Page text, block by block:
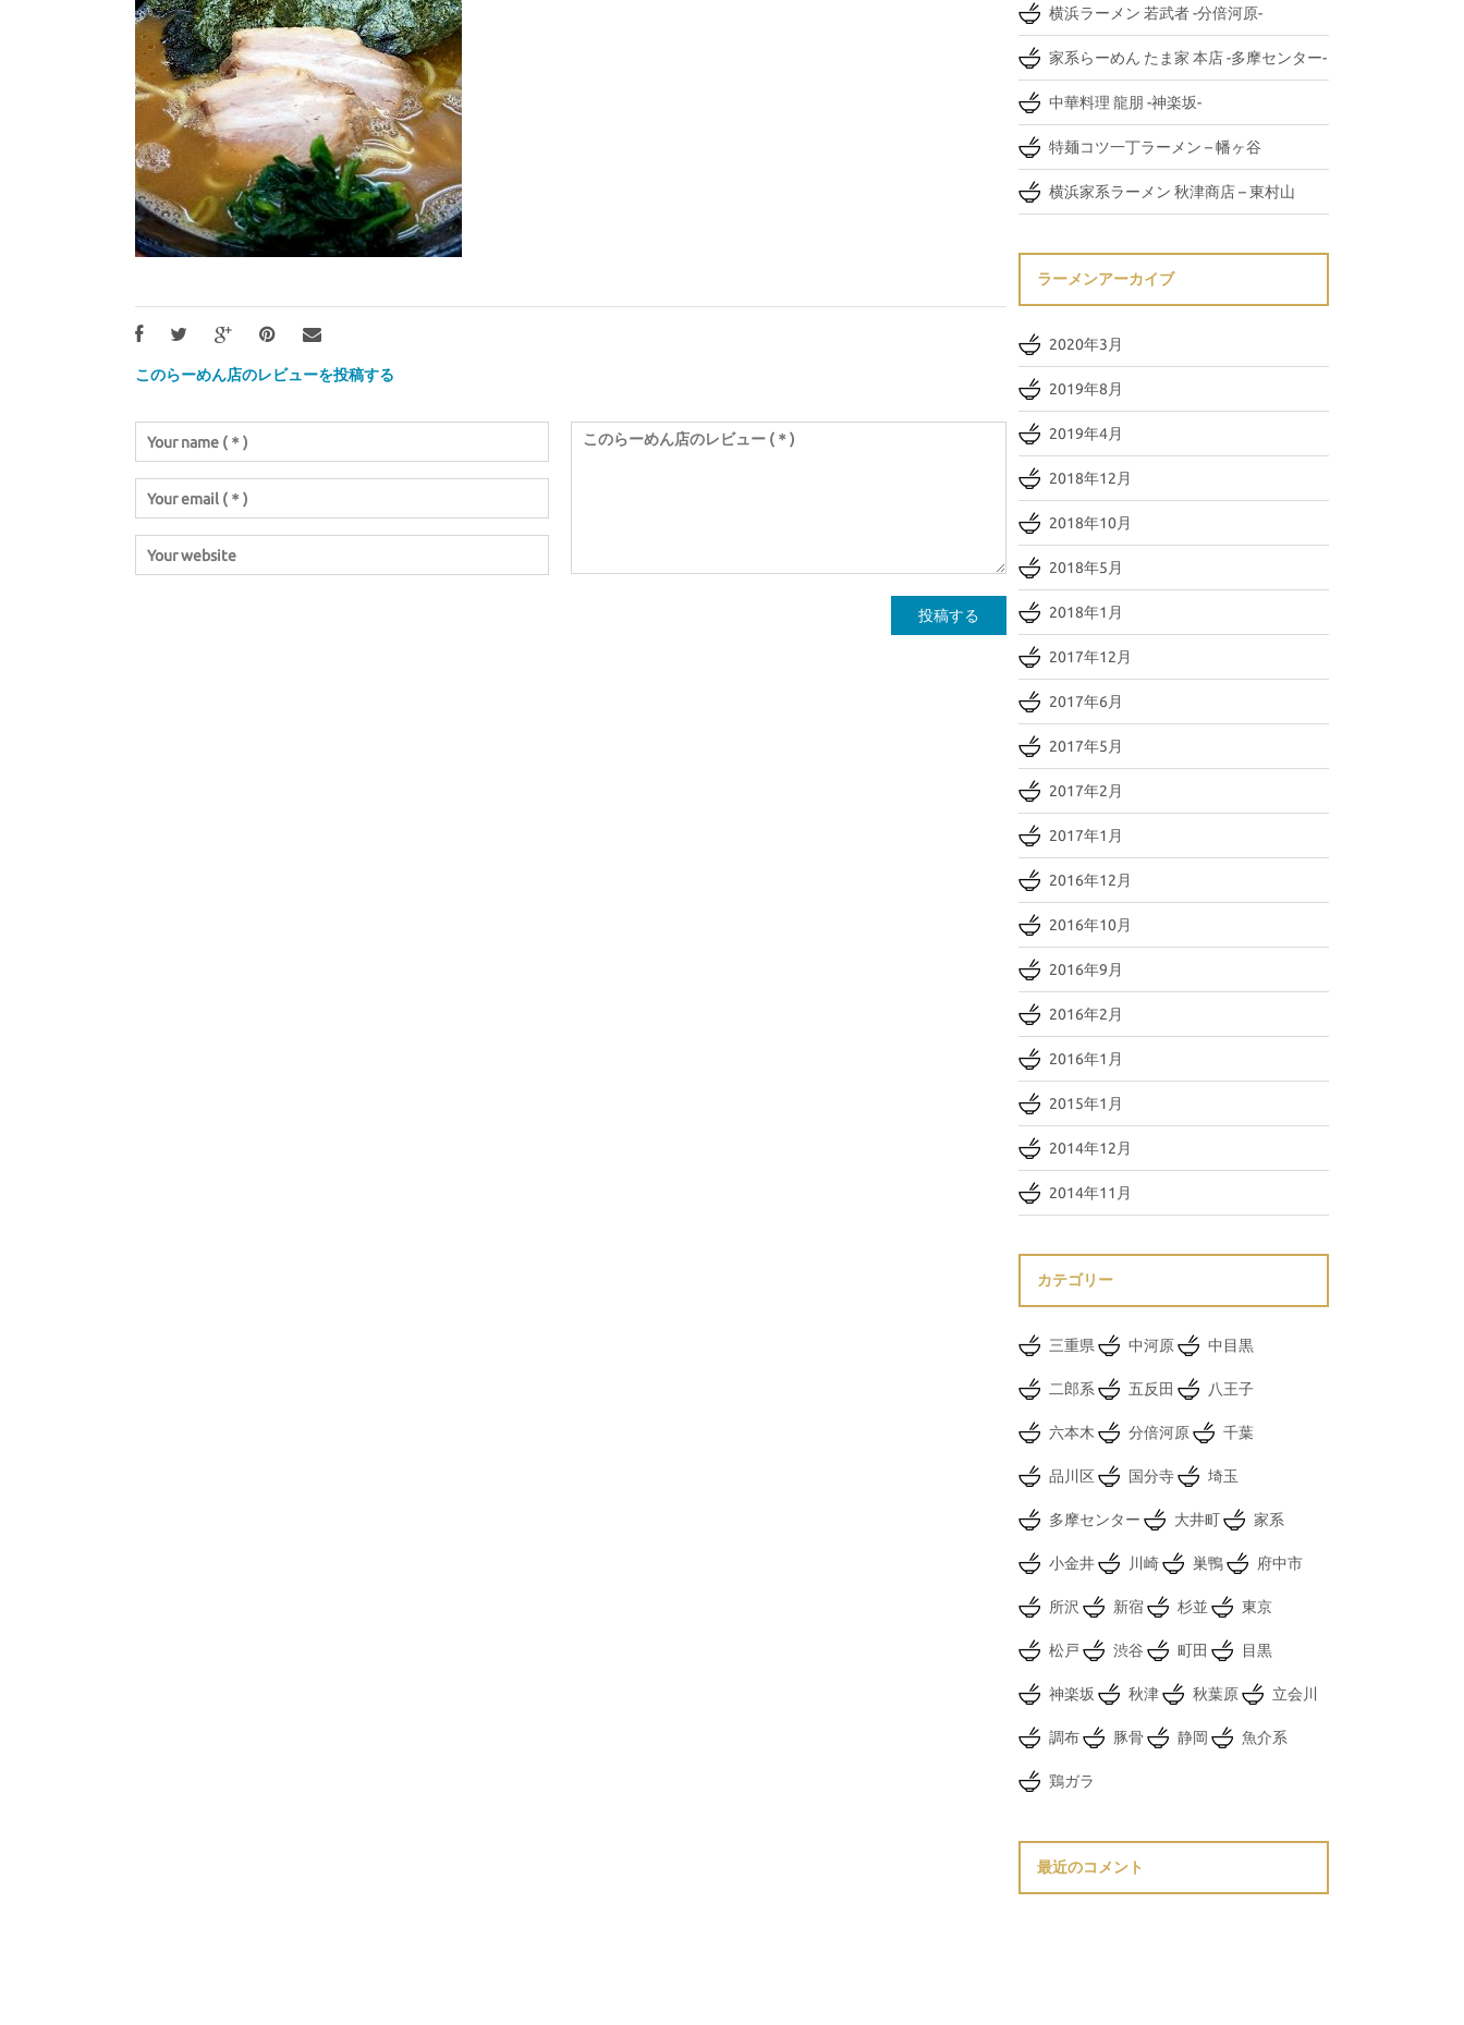
このらーめん店のレビューを投稿する
横浜ラーメン 若武者 -分倍河原-
家系らーめん たま家 本店 -多摩センター-
中華料理 龍朋 -神楽坂-
特麺コツ一丁ラーメン – 幡ヶ谷
横浜家系ラーメン 秋津商店 – 東村山
ラーメンアーカイブ
2020年3月
2019年8月
2019年4月
2018年12月
2018年10月
2018年5月
2018年1月
2017年12月
2017年6月
2017年5月
2017年2月
2017年1月
2016年12月
2016年10月
2016年9月
2016年2月
2016年1月
2015年1月
2014年12月
2014年11月
カテゴリー
三重県 中河原 中目黒
二郎系 五反田 八王子
六本木 分倍河原 千葉
品川区 国分寺 埼玉
多摩センター 大井町 家系
小金井 川崎 巣鴨 府中市
所沢 新宿 杉並 東京
松戸 渋谷 町田 目黒
神楽坂 秋津 秋葉原 立会川
調布 豚骨 静岡 魚介系
鶏ガラ
最近のコメント